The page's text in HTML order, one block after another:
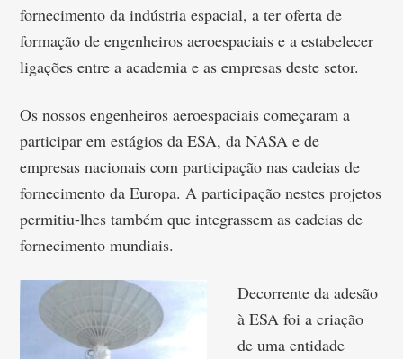
fornecimento da indústria espacial, a ter oferta de
formação de engenheiros aeroespaciais e a estabelecer
ligações entre a academia e as empresas deste setor.
Os nossos engenheiros aeroespaciais começaram a
participar em estágios da ESA, da NASA e de
empresas nacionais com participação nas cadeias de
fornecimento da Europa. A participação nestes projetos
permitiu-lhes também que integrassem as cadeias de
fornecimento mundiais.
Decorrente da adesão
à ESA foi a criação
de uma entidade